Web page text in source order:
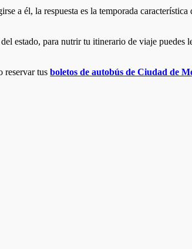
a él, la respuesta es la temporada característica
estado, para nutrir tu itinerario de viaje puedes
reservar tusboletos de autobús de Ciudad de